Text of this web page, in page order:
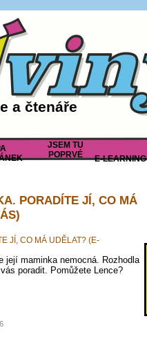
a čtenáře
JSEM TU
POPRVÉ
E-LEARNING
PORADÍTE JÍ, CO MÁ
JÍ, CO MÁ UDĚLAT? (E-
její maminka nemocná. Rozhodla
poradit. Pomůžete Lence?